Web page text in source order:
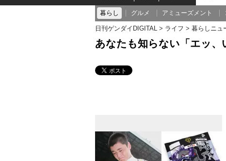
暮らし グルメ アミューズメント
日刊ゲンダイDIGITAL ライフ 暮らしニュ
あなたも知らない「エッ